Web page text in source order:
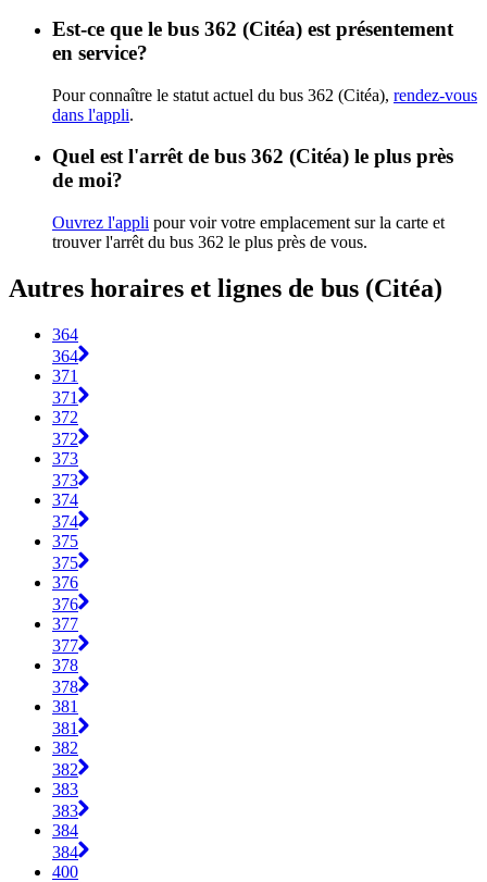
Est-ce que le bus 362 (Citéa) est présentement
en service?
Pour connaître le statut actuel du bus 362 (Citéa), rendez-vous
dans l'appli.
Quel est l'arrêt de bus 362 (Citéa) le plus près
de moi?
Ouvrez l'appli pour voir votre emplacement sur la carte et
trouver l'arrêt du bus 362 le plus près de vous.
Autres horaires et lignes de bus (Citéa)
364
364
371
371
372
372
373
373
374
374
375
375
376
376
377
377
378
378
381
381
382
382
383
383
384
384
400